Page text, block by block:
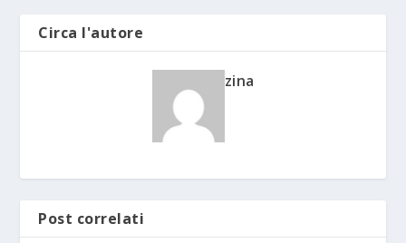
Circa l'autore
zina
Post correlati